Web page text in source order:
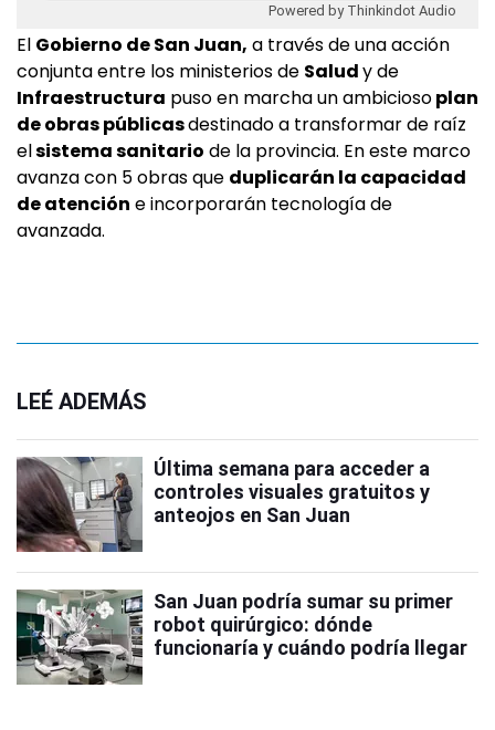
Powered by Thinkindot Audio
El Gobierno de San Juan, a través de una acción
conjunta entre los ministerios de Saludy de
Infraestructura puso en marcha un ambiciosoplan
de obras públicasdestinado a transformar de raíz
elsistema sanitario de la provincia. En este marco
avanza con 5 obras que duplicarán la capacidad
de atención e incorporarán tecnología de
avanzada.
LEÉ ADEMÁS
Última semana para acceder a
controles visuales gratuitos y
anteojos en San Juan
San Juan podría sumar su primer
robot quirúrgico: dónde
funcionaría y cuándo podría llegar